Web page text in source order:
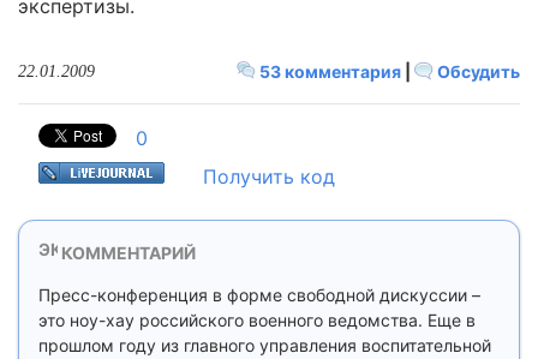
экспертизы.
53 комментария Обсудить
22.01.2009
0
Получить код
КОММЕНТАРИЙ
Пресс-конференция в форме свободной дискуссии –
это ноу-хау российского военного ведомства. Еще в
прошлом году из главного управления воспитательной